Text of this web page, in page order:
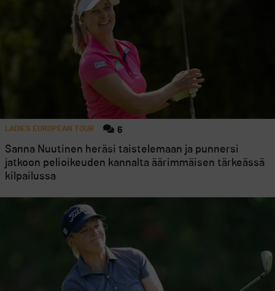
LADIES EUROPEAN TOUR 6
Sanna Nuutinen heräsi taistelemaan ja punnersi
jatkoon pelioikeuden kannalta äärimmäisen tärkeässä
kilpailussa